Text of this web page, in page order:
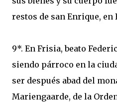
restos de san Enrique, en
9*. En Frisia, beato
siendo párroco en la
ser después abad del
Mariengaarde, de la